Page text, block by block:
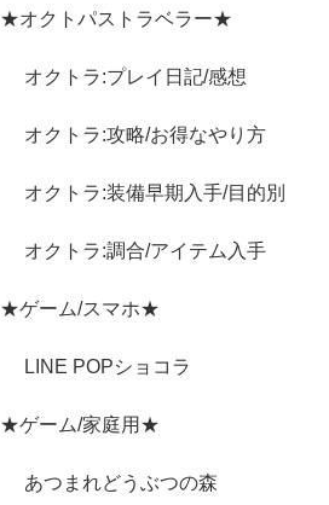
★オクトパストラベラー★
オクトラ:プレイ日記/感想
オクトラ:攻略/お得なやり方
オクトラ:装備早期入手/目的別
オクトラ:調合/アイテム入手
★ゲーム/スマホ★
LINE POPショコラ
★ゲーム/家庭用★
あつまれどうぶつの森